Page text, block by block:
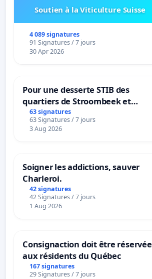
Soutien à la Viticulture Suisse
4 089 signatures
91 Signatures / 7 jours
30 Apr 2026
Pour une desserte STIB des
quartiers de Stroombeek et
Beauval - Voor een MIVB-
bediening van de wijken
Strombeek en Het Voor
63 signatures
63 Signatures / 7 jours
3 Aug 2026
Soigner les addictions, sauver
Charleroi.
42 signatures
42 Signatures / 7 jours
1 Aug 2026
Consignaction doit être réservée
aux résidents du Québec
167 signatures
29 Signatures / 7 jours